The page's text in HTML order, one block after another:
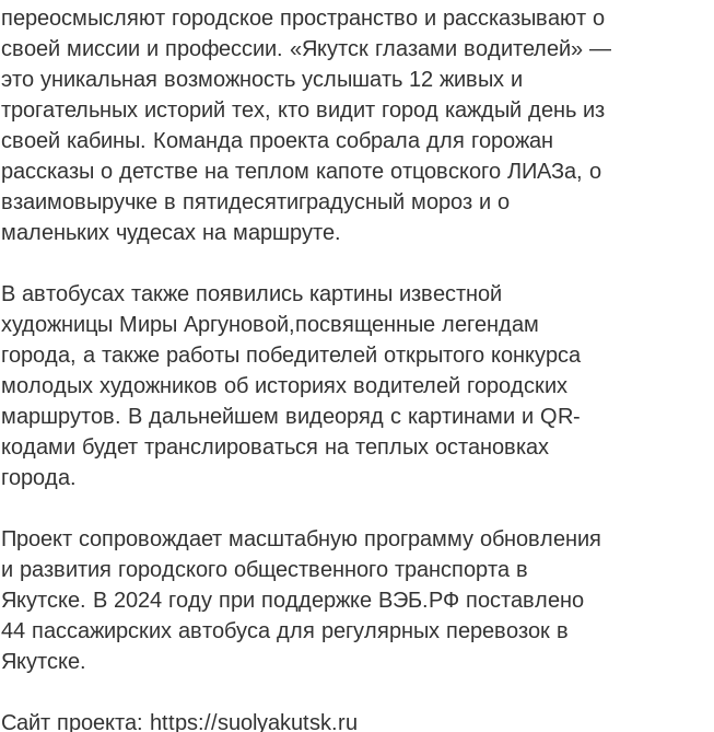
переосмысляют городское пространство и рассказывают о
своей миссии и профессии. «Якутск глазами водителей» —
это уникальная возможность услышать 12 живых и
трогательных историй тех, кто видит город каждый день из
своей кабины. Команда проекта собрала для горожан
рассказы о детстве на теплом капоте отцовского ЛИАЗа, о
взаимовыручке в пятидесятиградусный мороз и о
маленьких чудесах на маршруте.
В автобусах также появились картины известной
художницы Миры Аргуновой,посвященные легендам
города, а также работы победителей открытого конкурса
молодых художников об историях водителей городских
маршрутов. В дальнейшем видеоряд с картинами и QR-
кодами будет транслироваться на теплых остановках
города.
Проект сопровождает масштабную программу обновления
и развития городского общественного транспорта в
Якутске. В 2024 году при поддержке ВЭБ.РФ поставлено
44 пассажирских автобуса для регулярных перевозок в
Якутске.
Сайт проекта: https://suolyakutsk.ru